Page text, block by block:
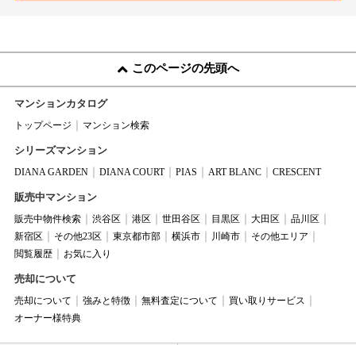
このページの先頭へ
マンションカタログ
トップページ マンション検索
シリーズマンション
DIANA GARDEN DIANA COURT PIAS ART BLANC CRESCENT
販売中マンション
販売中物件検索 渋谷区 港区 世田谷区 目黒区 大田区
品川区
新宿区
その他23区 東京都市部 横浜市 川崎市
その他エリア
閲覧履歴
お気に入り
売却について
売却について 強みと特徴 無料査定について
買い取りサービス
オーナー様特典